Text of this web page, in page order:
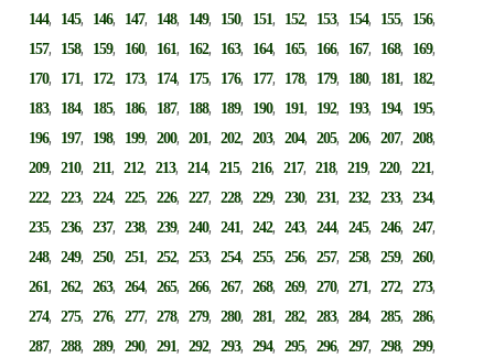
144, 145, 146, 147, 148, 149, 150, 151, 152, 153, 154, 155, 156,
157, 158, 159, 160, 161, 162, 163, 164, 165, 166, 167, 168, 169,
170, 171, 172, 173, 174, 175, 176, 177, 178, 179, 180, 181, 182,
183, 184, 185, 186, 187, 188, 189, 190, 191, 192, 193, 194, 195,
196, 197, 198, 199,200,201,202,203,204,205,206,207,208,
209,210,211,212,213,214,215,216,217,218,219,220,221,
222,223,224,225,226,227,228,229,230,231,232,233,234,
235,236,237,238,239,240,241,242,243,244,245,246,247,
248,249,250,251,252,253,254,255,256,257,258,259,260,
261,262,263,264,265,266,267,268,269,270,271,272,273,
274,275,276,277,278,279,280,281,282,283,284,285,286,
287,288,289,290,291,292,293,294,295,296,297,298,299,